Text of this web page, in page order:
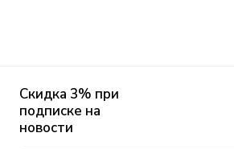
Скидка 3% при
подписке на
новости